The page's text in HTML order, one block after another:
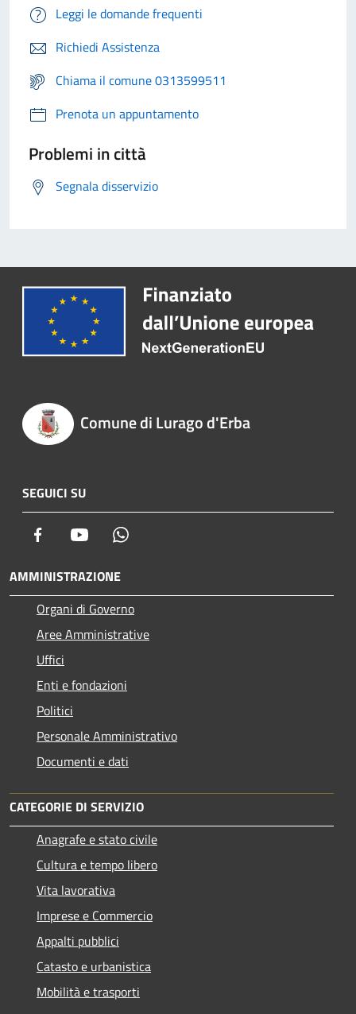
Leggi le domande frequenti
Richiedi Assistenza
Chiama il comune 0313599511
Prenota un appuntamento
Problemi in città
Segnala disservizio
Comune di Lurago d'Erba
SEGUICI SU
Facebook Youtube
AMMINISTRAZIONE
Organi di Governo
Aree Amministrative
Uffici
Enti e fondazioni
Politici
Personale Amministrativo
Documenti e dati
CATEGORIE DI SERVIZIO
Anagrafe e stato civile
Cultura e tempo libero
Vita lavorativa
Imprese e Commercio
Appalti pubblici
Catasto e urbanistica
Mobilità e trasporti